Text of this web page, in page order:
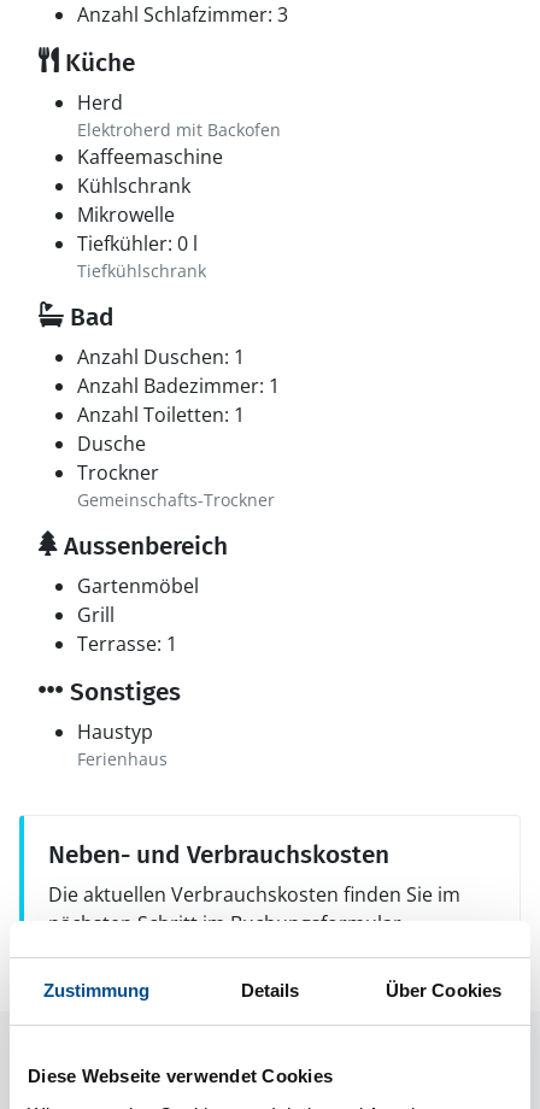
Zustimmung Details Über Cookies
Diese Webseite verwendet Cookies
Anzahl Schlafzimmer: 3
Küche
Herd
Elektroherd mit Backofen
Kaffeemaschine
Kühlschrank
Mikrowelle
Tiefkühler: 0 l
Tiefkühlschrank
Bad
Anzahl Duschen: 1
Anzahl Badezimmer: 1
Anzahl Toiletten: 1
Dusche
Trockner
Gemeinschafts-Trockner
Aussenbereich
Gartenmöbel
Grill
Terrasse: 1
Sonstiges
Haustyp
Ferienhaus
Neben- und Verbrauchskosten
Die aktuellen Verbrauchskosten finden Sie im
nächsten Schritt im Buchungsformular.